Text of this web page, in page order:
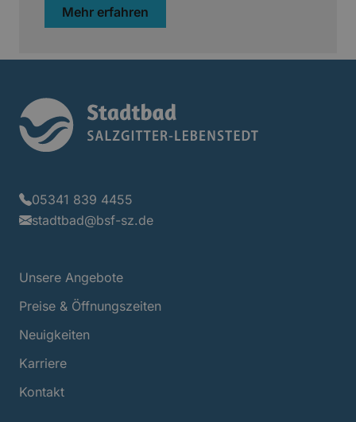
Mehr erfahren
05341 839 4455
stadtbad@bsf-sz.de
Unsere Angebote
Preise & Öffnungszeiten
Neuigkeiten
Karriere
Kontakt